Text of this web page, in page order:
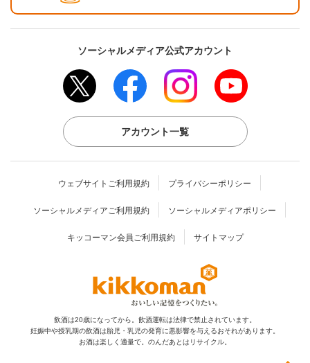
ソーシャルメディア公式アカウント
アカウント一覧
ウェブサイトご利用規約 プライバシーポリシー
ソーシャルメディアご利用規約 ソーシャルメディアポリシー
キッコーマン会員ご利用規約 サイトマップ
飲酒は20歳になってから。飲酒運転は法律で禁止されています。
妊娠中や授乳期の飲酒は胎児・乳児の発育に悪影響を与えるおそれがあります。
お酒は楽しく適量で。のんだあとはリサイクル。